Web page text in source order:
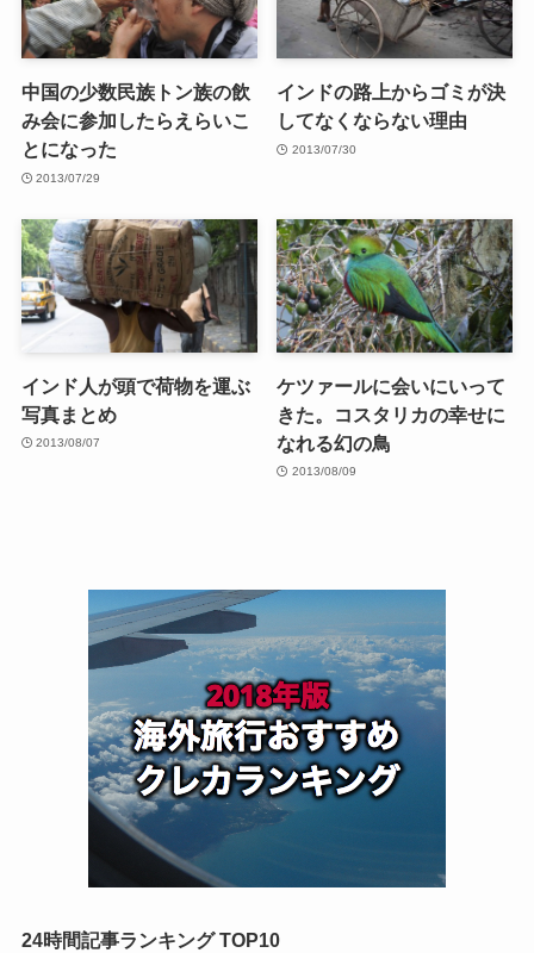
中国の少数民族トン族の飲
み会に参加したらえらいこ
とになった
2013/07/29
インドの路上からゴミが決
してなくならない理由
2013/07/30
インド人が頭で荷物を運ぶ
写真まとめ
2013/08/07
ケツァールに会いにいって
きた。コスタリカの幸せに
なれる幻の鳥
2013/08/09
24時間記事ランキング TOP10